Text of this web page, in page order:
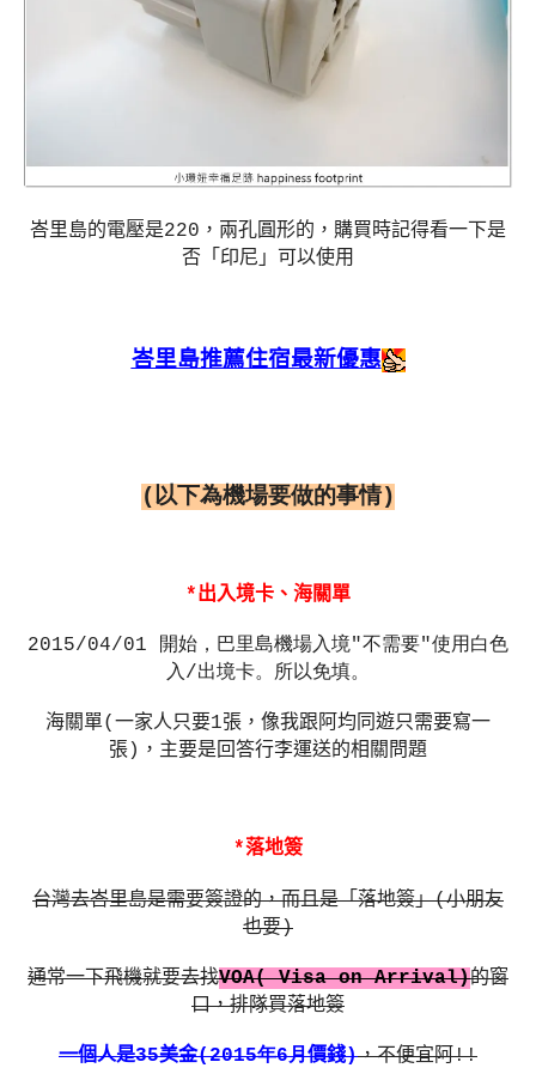
峇里島的電壓是220 ，兩孔圓形的，購買時記得看一下是
否「印尼」可以使用
峇里島推薦住宿最新優惠
(以下為機場要做的事情)
*出入境卡、海關單
2015/04/01 開始，巴里島機場入境"不需要"使用白色
入/出境卡。所以免填。
海關單( 一家人只要1張，像我跟阿均同遊只需要寫一
張) ，主要是回答行李運送的相關問題
*落地簽
台灣去峇里島是需要簽證的，而且是「落地簽」(小朋友
也要)
通常一下飛機就要去找VOA( Visa on Arrival)的窗
口，排隊買落地簽
一個人是35美金(2015年6月價錢)，不便宜阿!!